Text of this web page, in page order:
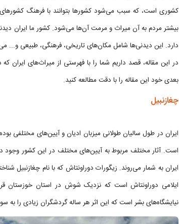
کشوری است، که سبب می‌شود کشورها بتوانند با فرهنگ
بیشتر مردم به آن میراث و مرمت آن‌ها می‌شود. کشور ما ایران
دارد. این دیدنی‌ها شامل مکان‌های تاریخی، فرهنگی، طبیعی و...
در این مقاله، قصد داریم شما را با فهرستی از میراث‌های
بعدی خود این مقاله را با دقت مطالعه کنید.
چغازنبیل
ایران در طول سالیان طولانی میزبان ادیان و آیین‌های مختلفی
است. آثار مختلف مربوط به آیین‌های مختلف در این کشور وجود
ایران به شمار می‌روند. زیگورات دوراونتاش که با نام چغازنبیل
ایلامی دوراونتاش است که نزدیک شوش در استان خوزستان
نیایشگاه‌های بشر است که این اثر هر ساله گردشگران زیادی را به